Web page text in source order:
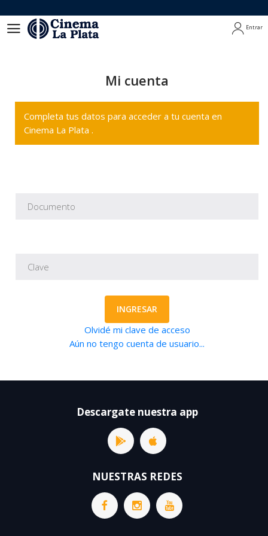
Entrar
Mi cuenta
Completa tus datos para acceder a tu cuenta en
Cinema La Plata .
INGRESAR
Olvidé mi clave de acceso
Aún no tengo cuenta de usuario...
Descargate nuestra app
NUESTRAS REDES